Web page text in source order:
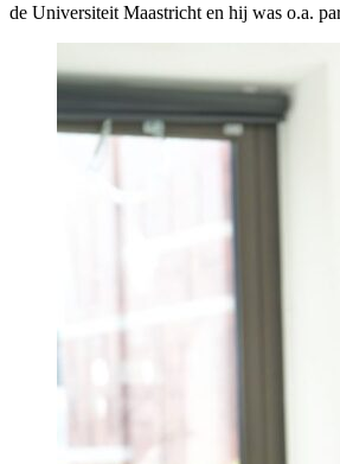
de Universiteit Maastricht en hij was o.a.